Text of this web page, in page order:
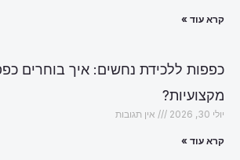
קרא עוד »
כפפות ללכידת נחשים: איך בוחרים
מקצועיות?
יולי 30, 2026 אין תגובות
קרא עוד »